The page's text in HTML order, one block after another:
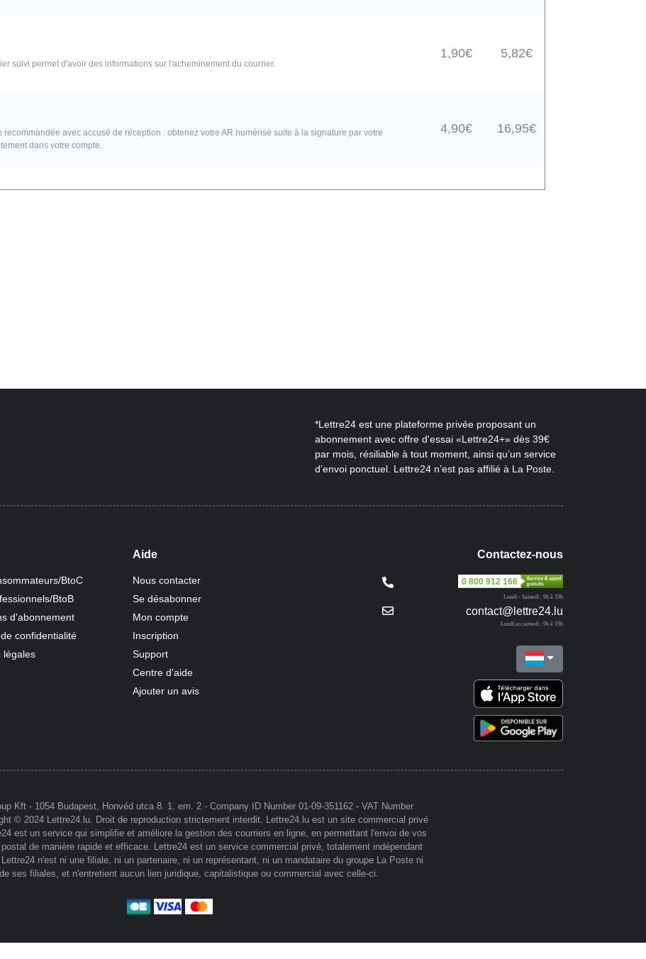
suivi permet d'avoir des informations sur l'acheminement du courrier.
1,90€ 5,82€
recommandée avec accusé de réception : obtenez votre AR numérisé suite à la signature par votre
dans votre compte.
4,90€ 16,95€
*Lettre24 est une plateforme privée proposant un
abonnement avec offre d'essai «Lettre24+» dès 39€
par mois, résiliable à tout moment, ainsi qu’un service
d’envoi ponctuel. Lettre24 n’est pas affilié à La Poste.
BtoC
BtoB
d'abonnement
confidentialité
légales
Aide
Nous contacter
Se désabonner
Mon compte
Inscription
Support
Centre d'aide
Ajouter un avis
Contactez-nous
0 800 912 166
Lundi - Samedi : 9h à 19h
contact@lettre24.lu
Lundi au samedi : 9h à 19h
Kft - 1054 Budapest, Honvéd utca 8. 1. em. 2 - Company ID Number 01-09-351162 - VAT Number
© 2024 Lettre24.lu. Droit de reproduction strictement interdit. Lettre24.lu est un site commercial privé
est un service qui simplifie et améliore la gestion des courriers en ligne, en permettant l'envoi de vos
de manière rapide et efficace. Lettre24 est un service commercial privé, totalement indépendant
n'est ni une filiale, ni un partenaire, ni un représentant, ni un mandataire du groupe La Poste ni
ses filiales, et n'entretient aucun lien juridique, capitalistique ou commercial avec celle-ci.